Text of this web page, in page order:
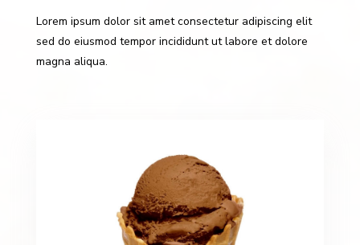
Lorem ipsum dolor sit amet consectetur adipiscing elit
sed do eiusmod tempor incididunt ut labore et dolore
magna aliqua.